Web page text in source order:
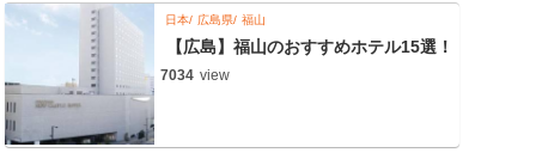
日本 広島県 福山
【広島】福山のおすすめホテル15選！
7034 view